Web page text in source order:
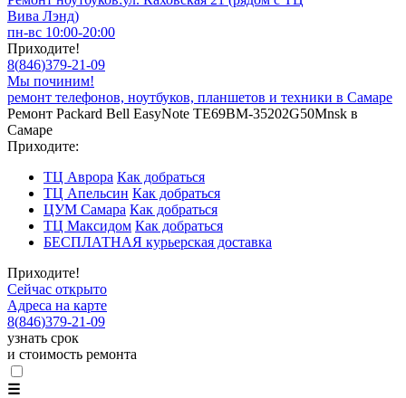
Вива Лэнд)
пн-вс 10:00-20:00
Приходите!
8(846)379-21-09
Мы починим!
ремонт телефонов, ноутбуков, планшетов и техники в Самаре
Ремонт Packard Bell EasyNote TE69BM-35202G50Mnsk в
Самаре
Приходите:
ТЦ Аврора Как добраться
ТЦ Апельсин Как добраться
ЦУМ Самара Как добраться
ТЦ Максидом Как добраться
БЕСПЛАТНАЯ курьерская доставка
Приходите!
Сейчас открыто
Адреса на карте
8(846)379-21-09
узнать срок
и стоимость ремонта
☰